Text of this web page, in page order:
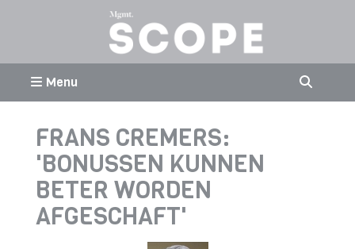
Menu
FRANS CREMERS:
'BONUSSEN KUNNEN
BETER WORDEN
AFGESCHAFT'